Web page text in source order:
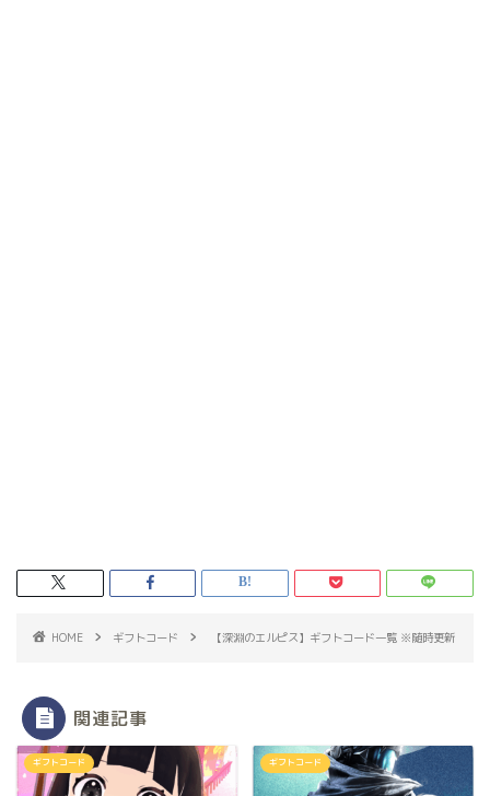
HOME ギフトコード 【深淵のエルピス】ギフトコード一覧 ※随時更新
関連記事
ギフトコード ギフトコード